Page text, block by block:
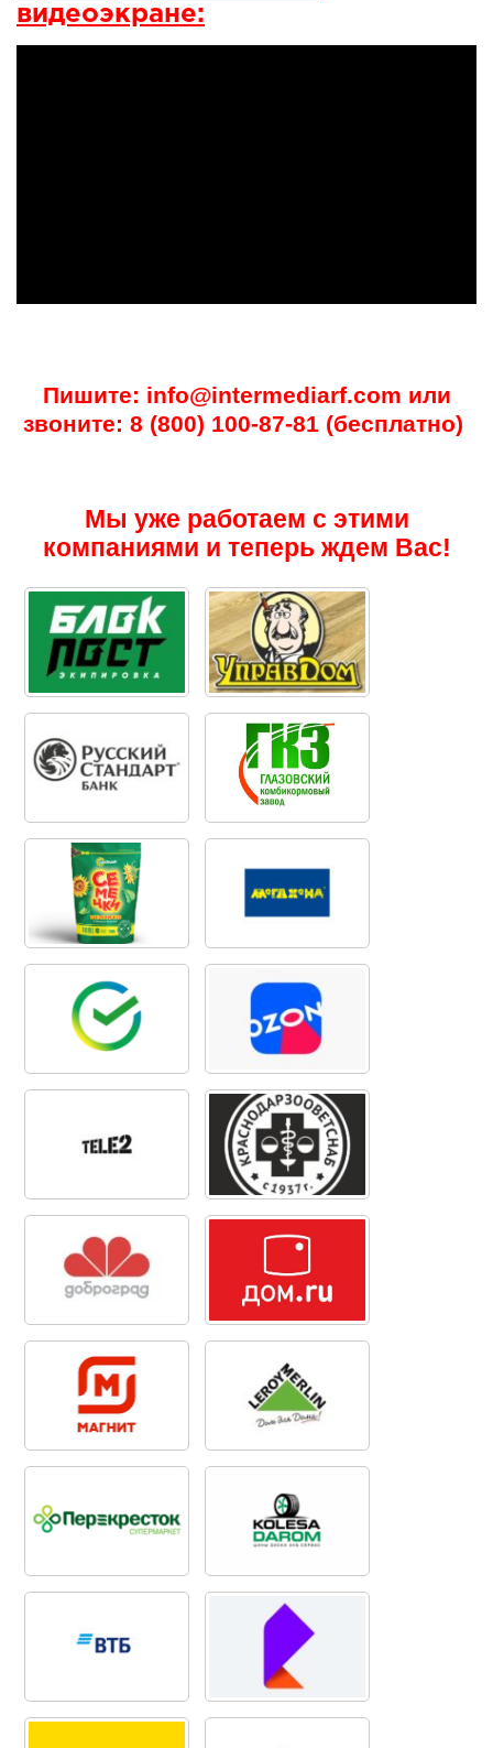
видеоэкране:
Пишите: info@intermediarf.com или
звоните: 8 (800) 100-87-81 (бесплатно)
Мы уже работаем с этими
компаниями и теперь ждем Вас!